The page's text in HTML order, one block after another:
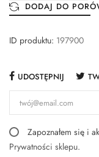
DODAJ DO
ID produktu: 197900
UDOSTĘPNIJ
Zapoznałem się i
Prywatności sklepu.